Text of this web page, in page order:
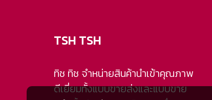
TSH TSH
ทิช ทิช จำหน่ายสินค้านำเข้าคุณภาพ
ดีเยี่ยมทั้งแบบขายส่งและแบบขาย